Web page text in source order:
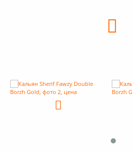
Условия опта